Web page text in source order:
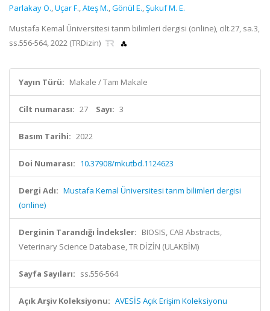
Parlakay O.,Uçar F.,Ateş M.,Gönül E.,Şukuf M. E.
Mustafa Kemal Üniversitesi tarım bilimleri dergisi (online), cilt.27, sa.3,
ss.556-564, 2022 (TRDizin)
Yayın Türü: Makale / Tam Makale
Cilt numarası: 27 Sayı: 3
Basım Tarihi: 2022
Doi Numarası: 10.37908/mkutbd.1124623
Dergi Adı: Mustafa Kemal Üniversitesi tarım bilimleri dergisi
(online)
Derginin Tarandığı İndeksler: BIOSIS, CAB Abstracts,
Veterinary Science Database, TR DİZİN (ULAKBİM)
Sayfa Sayıları: ss.556-564
Açık Arşiv Koleksiyonu: AVESİS Açık Erişim Koleksiyonu